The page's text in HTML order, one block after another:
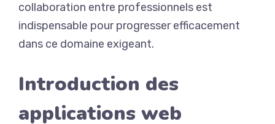
collaboration entre professionnels est
indispensable pour progresser efficacement
dans ce domaine exigeant.
Introduction des
applications web